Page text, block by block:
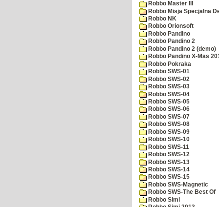
Robbo Master III
Robbo Misja Specjalna
Robbo NK
Robbo Orionsoft
Robbo Pandino
Robbo Pandino 2
Robbo Pandino 2 (demo)
Robbo Pandino X-Mas
Robbo Pokraka
Robbo SWS-01
Robbo SWS-02
Robbo SWS-03
Robbo SWS-04
Robbo SWS-05
Robbo SWS-06
Robbo SWS-07
Robbo SWS-08
Robbo SWS-09
Robbo SWS-10
Robbo SWS-11
Robbo SWS-12
Robbo SWS-13
Robbo SWS-14
Robbo SWS-15
Robbo SWS-Magnetic
Robbo SWS-The Best Of
Robbo Simi